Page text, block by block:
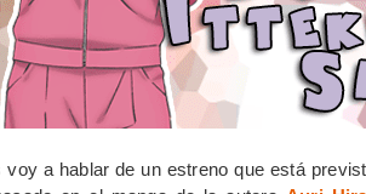
voy a hablar de un estreno que está